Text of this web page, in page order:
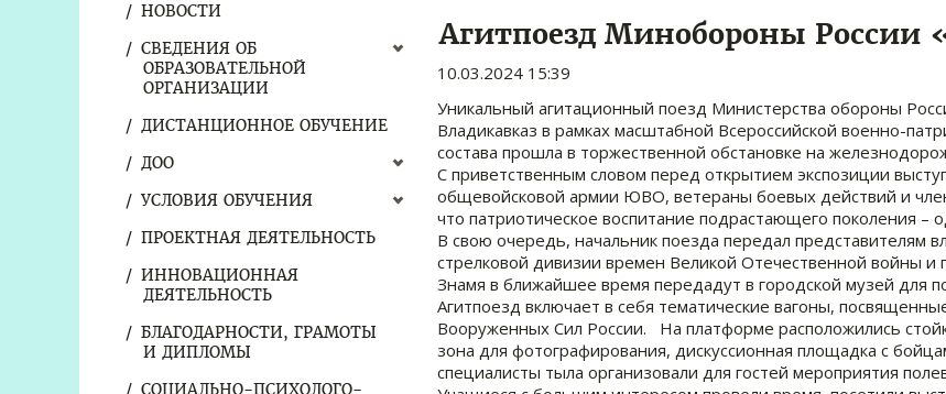
НОВОСТИ
СВЕДЕНИЯ ОБ
ОБРАЗОВАТЕЛЬНОЙ
ОРГАНИЗАЦИИ
ДИСТАНЦИОННОЕ ОБУЧЕНИЕ
ДОО
УСЛОВИЯ ОБУЧЕНИЯ
ПРОЕКТНАЯ ДЕЯТЕЛЬНОСТЬ
ИННОВАЦИОННАЯ
ДЕЯТЕЛЬНОСТЬ
БЛАГОДАРНОСТИ, ГРАМОТЫ
И ДИПЛОМЫ
СОЦИАЛЬНО-ПСИХОЛОГО-
Агитпоезд Минобороны России
10.03.2024 15:39
Уникальный агитационный поезд Министерства обороны
Владикавказ в рамках масштабной Всероссийской военно-
состава прошла в торжественной обстановке на
С приветственным словом перед открытием экспозиции
общевойсковой армии ЮВО, ветераны боевых действий и
что патриотическое воспитание подрастающего поколения
В свою очередь, начальник поезда передал представителям
стрелковой дивизии времен Великой Отечественной войны и
Знамя в ближайшее время передадут в городской музей для
Агитпоезд включает в себя тематические вагоны,
Вооруженных Сил России. На платформе расположились
зона для фотографирования, дискуссионная площадка с
специалисты тыла организовали для гостей мероприятия